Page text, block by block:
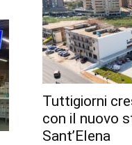
Tuttigiorni
con il nuovo
Sant’Elena